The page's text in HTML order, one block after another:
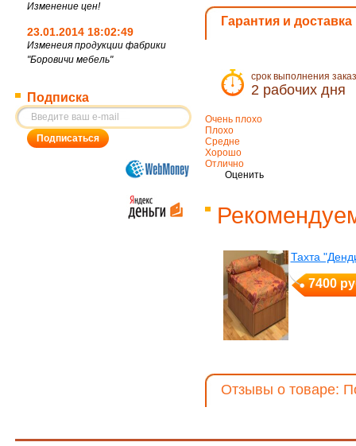
Изменение цен!
23.01.2014 18:02:49
Изменеия продукции фабрики
"Боровичи мебель"
Подписка
Гарантия и доставка
срок выполнения
2 рабочих дня
Очень плохо
Плохо
Средне
Хорошо
Отлично
Оценить
Тахта
7400
Отзывы о товаре: